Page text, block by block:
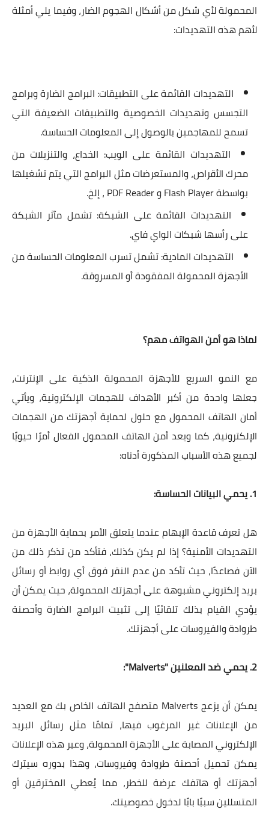
المحمولة لأي شكل من أشكال الهجوم الضار، وفيما يلي أمثلة
لأهم هذه التهديدات:
التهديدات القائمة على التطبيقات: البرامج الضارة وبرامج
التجسس وتهديدات الخصوصية والتطبيقات الضعيفة التي
تسمح للمهاجمين بالوصول إلى المعلومات الحساسة.
التهديدات القائمة على الويب: الخداع، والتنزيلات من
محرك الأقراص، والمستعرضات مثل البرامج التي يتم تشغيلها
بواسطة Flash Player و PDF Reader ، إلخ.
التهديدات القائمة على الشبكة: تشمل مآثر الشبكة
على رأسها شبكات الواي فاي.
التهديدات المادية: تشمل تسرب المعلومات الحساسة من
الأجهزة المحمولة المفقودة أو المسروقة.
لماذا هو أمن الهواتف مهم؟
مع النمو السريع للأجهزة المحمولة الذكية على الإنترنت،
جعلها واحدة من أكبر الأهداف للهجمات الإلكترونية، ويأتي
أمان الهاتف المحمول مع حلول لحماية أجهزتك من الهجمات
الإلكترونية، كما ويعد أمن الهاتف المحمول الفعال أمرًا حيويًا
لجميع هذه الأسباب المذكورة أدناه:
1. يحمي البيانات الحساسة:
هل تعرف قاعدة الإبهام عندما يتعلق الأمر بحماية الأجهزة من
التهديدات الأمنية؟ إذا لم يكن كذلك، فتأكد من تذكر ذلك من
الآن فصاعدًا، حيث تأكد من عدم النقر فوق أي روابط أو رسائل
بريد إلكتروني مشبوهة على أجهزتك المحمولة، حيث يمكن أن
يؤدي القيام بذلك تلقائيًا إلى تثبيت البرامج الضارة وأحصنة
طروادة والفيروسات على أجهزتك.
2. يحمي ضد المعلنين "Malverts":
يمكن أن يزعج Malverts متصفح الهاتف الخاص بك مع العديد
من الإعلانات غير المرغوب فيها، تمامًا مثل رسائل البريد
الإلكتروني المصابة على الأجهزة المحمولة، وعبر هذه الإعلانات
يمكن تحميل أحصنة طروادة وفيروسات، وهذا بدوره سيترك
أجهزتك أو هاتفك عرضة للخطر، مما يُعطي المخترقين أو
المتسللين سببًا بابًا لدخول خصوصيتك.